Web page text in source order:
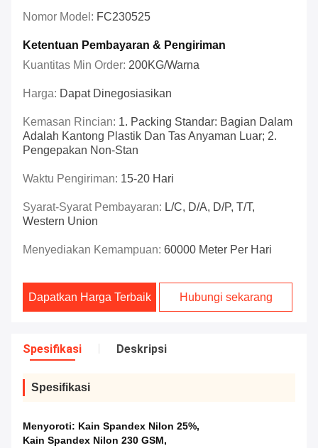
Nomor Model: FC230525
Ketentuan Pembayaran & Pengiriman
Kuantitas Min Order: 200KG/Warna
Harga: Dapat Dinegosiasikan
Kemasan Rincian: 1. Packing Standar: Bagian Dalam
Adalah Kantong Plastik Dan Tas Anyaman Luar; 2.
Pengepakan Non-Stan
Waktu Pengiriman: 15-20 Hari
Syarat-Syarat Pembayaran: L/C, D/A, D/P, T/T,
Western Union
Menyediakan Kemampuan: 60000 Meter Per Hari
Dapatkan Harga Terbaik Hubungi sekarang
Spesifikasi Deskripsi
Spesifikasi
Menyoroti: Kain Spandex Nilon 25%,
Kain Spandex Nilon 230 GSM,